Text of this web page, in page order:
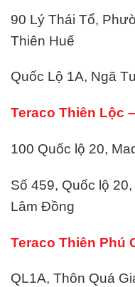
90 Lý Thái Tổ,
Thiên Huế
Quốc Lộ 1A, Ngã
Teraco Thiên Lộc
100 Quốc lộ 20,
Số 459, Quốc lộ
Lâm Đồng
Teraco Thiên Phú
QL1A, Thôn Quá